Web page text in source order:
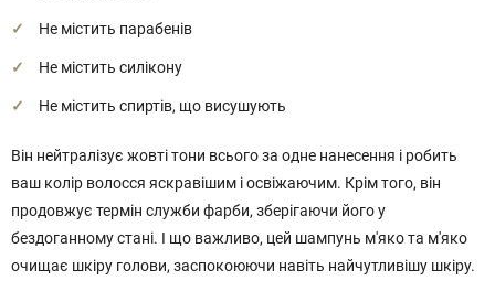
Не містить парабенів
Не містить силікону
Не містить спиртів, що висушують
Він нейтралізує жовті тони всього за одне нанесення і робить
ваш колір волосся яскравішим і освіжаючим. Крім того, він
продовжує термін служби фарби, зберігаючи його у
бездоганному стані. І що важливо, цей шампунь м'яко та м'яко
очищає шкіру голови, заспокоюючи навіть найчутливішу шкіру.